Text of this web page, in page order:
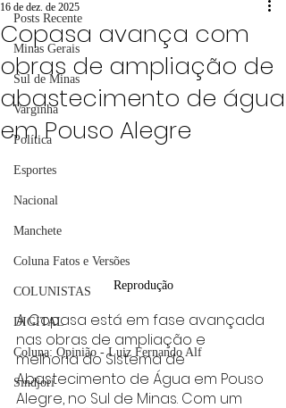
Posts Recente
Minas Gerais
Sul de Minas
Varginha
Política
Esportes
Nacional
Manchete
Coluna Fatos e Versões
COLUNISTAS
DIGITAL
Coluna: Opinião - Luiz Fernando Alf
Sindjori
Copasa avança com
obras de ampliação de
abastecimento de água
em Pouso Alegre
16 de dez. de 2025
Reprodução
A Copasa está em fase avançada
nas obras de ampliação e
melhoria do Sistema de
Abastecimento de Água em Pouso
Alegre, no Sul de Minas. Com um